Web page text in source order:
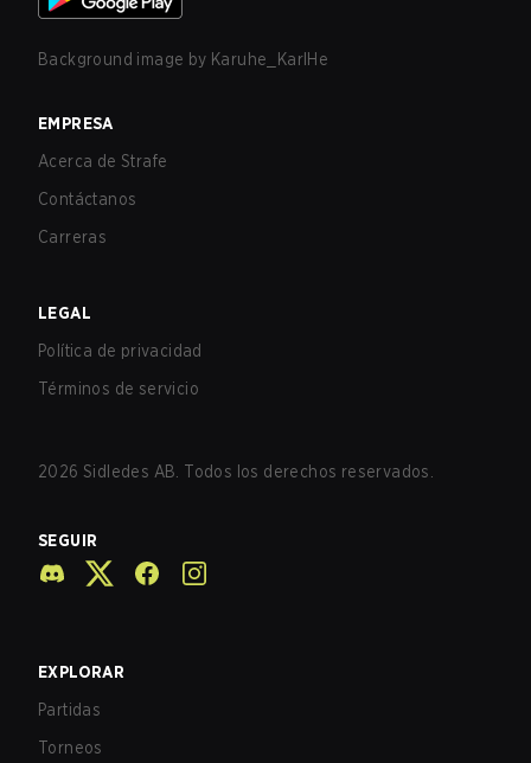
Background image by Karuhe_KarlHe
EMPRESA
Acerca de Strafe
Contáctanos
Carreras
LEGAL
Política de privacidad
Términos de servicio
2026 Sidledes AB. Todos los derechos reservados.
SEGUIR
EXPLORAR
Partidas
Torneos